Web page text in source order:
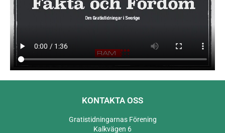
KONTAKTA OSS
Gratistidningarnas Förening
Kalkvägen 6